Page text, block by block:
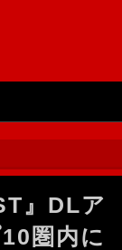
』DLア
圏内に